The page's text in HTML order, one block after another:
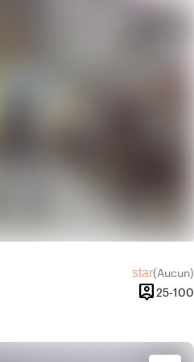
star(Aucun)
Aucun
person_pin
Capacité
25-100
info